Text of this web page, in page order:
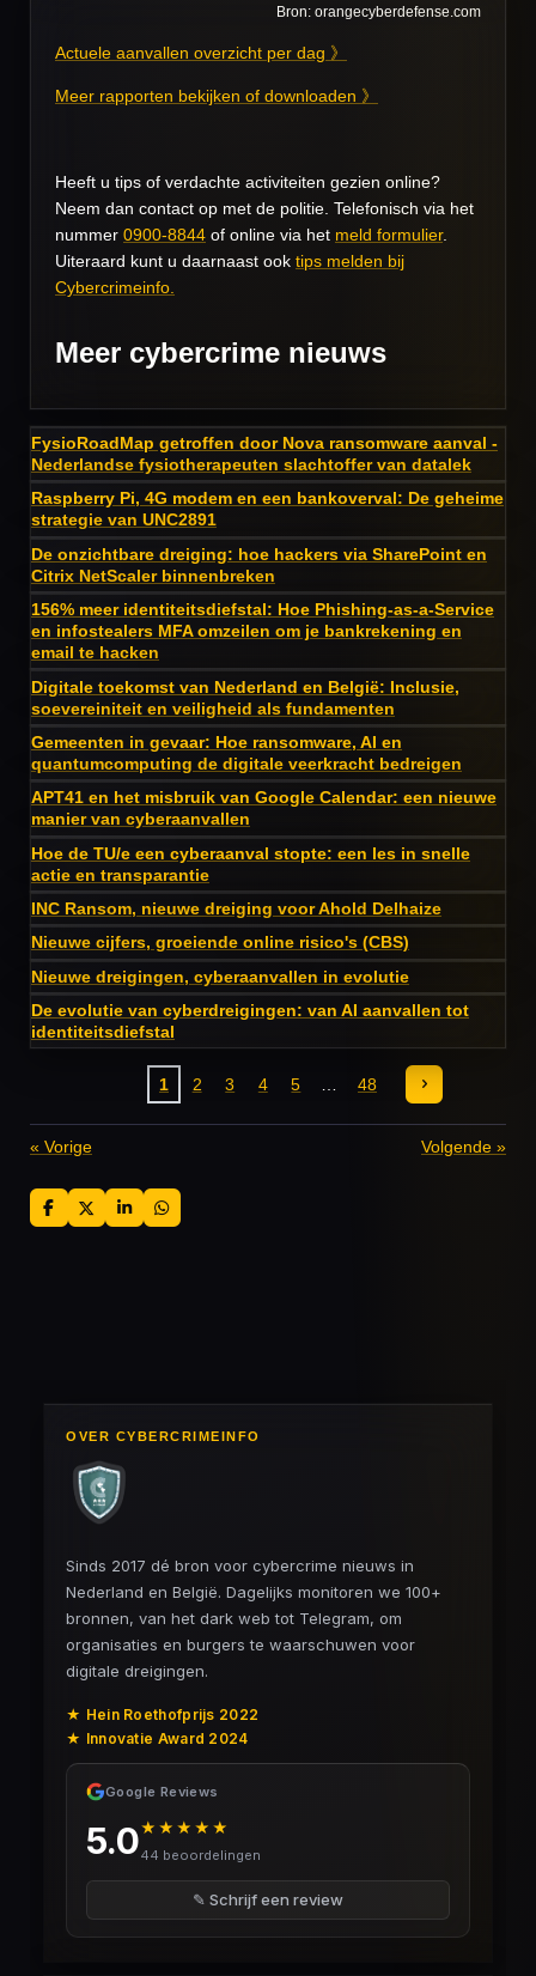
Bron: orangecyberdefense.com
Actuele aanvallen overzicht per dag 》
Meer rapporten bekijken of downloaden 》
Heeft u tips of verdachte activiteiten gezien online?
Neem dan contact op met de politie. Telefonisch via het
nummer 0900-8844 of online via het meld formulier.
Uiteraard kunt u daarnaast ook tips melden bij
Cybercrimeinfo.
Meer cybercrime nieuws
FysioRoadMap getroffen door Nova ransomware aanval -
Nederlandse fysiotherapeuten slachtoffer van datalek
Raspberry Pi, 4G modem en een bankoverval: De geheime
strategie van UNC2891
De onzichtbare dreiging: hoe hackers via SharePoint en
Citrix NetScaler binnenbreken
156% meer identiteitsdiefstal: Hoe Phishing-as-a-Service
en infostealers MFA omzeilen om je bankrekening en
email te hacken
Digitale toekomst van Nederland en België: Inclusie,
soevereiniteit en veiligheid als fundamenten
Gemeenten in gevaar: Hoe ransomware, AI en
quantumcomputing de digitale veerkracht bedreigen
APT41 en het misbruik van Google Calendar: een nieuwe
manier van cyberaanvallen
Hoe de TU/e een cyberaanval stopte: een les in snelle
actie en transparantie
INC Ransom, nieuwe dreiging voor Ahold Delhaize
Nieuwe cijfers, groeiende online risico's (CBS)
Nieuwe dreigingen, cyberaanvallen in evolutie
De evolutie van cyberdreigingen: van AI aanvallen tot
identiteitsdiefstal
1 2 3 4 5 48
« Vorige Volgende »
D
e
D
e
S
h
D
e
OVER CYBERCRIMEINFO
Sinds 2017 dé bron voor cybercrime nieuws in
Nederland en België. Dagelijks monitoren we 100+
bronnen, van het dark web tot Telegram, om
organisaties en burgers te waarschuwen voor
digitale dreigingen.
★ Hein Roethofprijs 2022
★ Innovatie Award 2024
Google Reviews
5.0★★★★★
44 beoordelingen
✎ Schrijf een review